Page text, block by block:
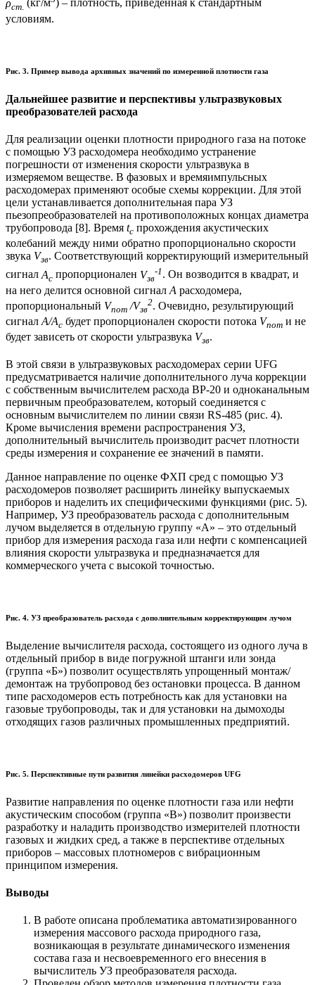
ρст (кг/м ) – плотность, приведенная к стандартным
условиям.
Рис. 3. Пример вывода архивных значений по измеренной плотности газа
Дальнейшее развитие и перспективы ультразвуковых
преобразователей расхода
Для реализации оценки плотности природного газа на потоке
с помощью УЗ расходомера необходимо устранение
погрешности от изменения скорости ультразвука в
измеряемом веществе. В фазовых и времяимпульсных
расходомерах применяют особые схемы коррекции. Для этой
цели устанавливается дополнительная пара УЗ
пьезопреобразователей на противоположных концах диаметра
трубопровода [8]. Время tc прохождения акустических
колебаний между ними обратно пропорционально скорости
звука Vзв. Соответствующий корректирующий измерительный
сигнал Аc пропорционален Vзв
-1 . Он возводится в квадрат, и
на него делится основной сигнал А расходомера,
пропорциональный Vпот /Vзв
2. Очевидно, результирующий
сигнал А/Ас будет пропорционален скорости потока Vпот и не
будет зависеть от скорости ультразвука Vзв.
В этой связи в ультразвуковых расходомерах серии UFG
предусматривается наличие дополнительного луча коррекции
с собственным вычислителем расхода ВР-20 и одноканальным
первичным преобразователем, который соединяется с
основным вычислителем по линии связи RS-485 (рис. 4).
Кроме вычисления времени распространения УЗ,
дополнительный вычислитель производит расчет плотности
среды измерения и сохранение ее значений в памяти.
Данное направление по оценке ФХП сред с помощью УЗ
расходомеров позволяет расширить линейку выпускаемых
приборов и наделить их специфическими функциями (рис. 5).
Например, УЗ преобразователь расхода с дополнительным
лучом выделяется в отдельную группу «А» – это отдельный
прибор для измерения расхода газа или нефти с компенсацией
влияния скорости ультразвука и предназначается для
коммерческого учета с высокой точностью.
Рис. 4. УЗ преобразователь расхода с дополнительным корректирующим лучом
Выделение вычислителя расхода, состоящего из одного луча в
отдельный прибор в виде погружной штанги или зонда
(группа «Б») позволит осуществлять упрощенный монтаж/
демонтаж на трубопровод без остановки процесса. В данном
типе расходомеров есть потребность как для установки на
газовые трубопроводы, так и для установки на дымоходы
отходящих газов различных промышленных предприятий.
Рис. 5. Перспективные пути развития линейки расходомеров UFG
Развитие направления по оценке плотности газа или нефти
акустическим способом (группа «В») позволит произвести
разработку и наладить производство измерителей плотности
газовых и жидких сред, а также в перспективе отдельных
приборов – массовых плотномеров с вибрационным
принципом измерения.
Выводы
В работе описана проблематика автоматизированного
измерения массового расхода природного газа,
возникающая в результате динамического изменения
состава газа и несвоевременного его внесения в
вычислитель УЗ преобразователя расхода.